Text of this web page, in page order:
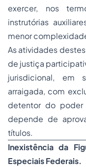
exercer, nos
instrutórias
menor
As atividades
de justiça
jurisdicional, em
arraigada, com
detentor do poder
depende de
títulos.
Inexistência da
Especiais Federais.